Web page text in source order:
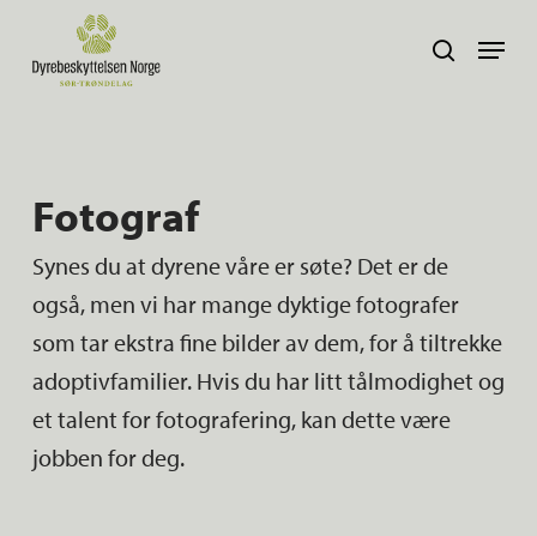
search
Fotograf
Synes du at dyrene våre er søte? Det er de
også, men vi har mange dyktige fotografer
som tar ekstra fine bilder av dem, for å tiltrekke
adoptivfamilier. Hvis du har litt tålmodighet og
et talent for fotografering, kan dette være
jobben for deg.